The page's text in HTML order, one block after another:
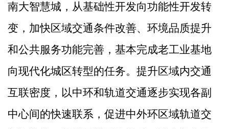
南大智慧城，从基础性开发向功能性开发转
变，加快区域交通条件改善、环境品质提升
和公共服务功能完善，基本完成老工业基地
向现代化城区转型的任务。提升区域内交通
互联密度，以中环和轨道交通逐步实现各副
中心间的快速联系，促进中外环区域轨道交